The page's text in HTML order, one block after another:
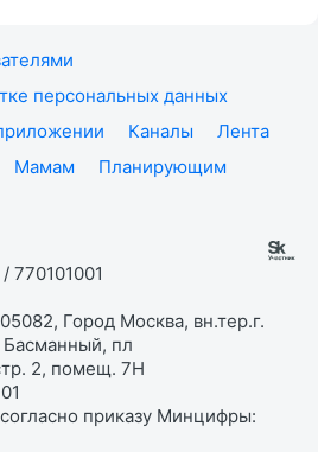
персональных данных
Каналы
Лента
Мамам
Планирующим
Город Москва, вн.тер.г.
пл
2, помещ. 7Н
приказу Минцифры: